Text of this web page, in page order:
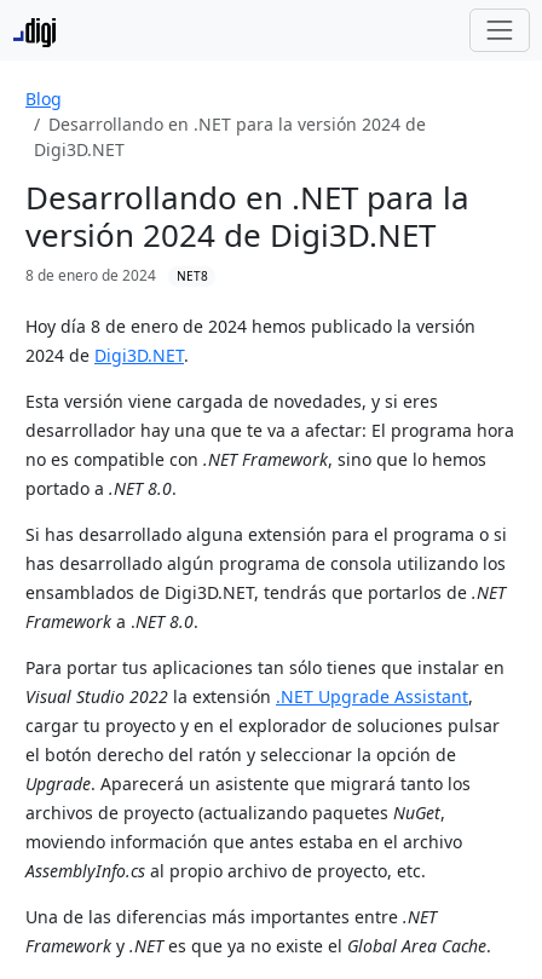
Blog
Desarrollando en .NET para la versión 2024 de
Digi3D.NET
Desarrollando en .NET para la
versión 2024 de Digi3D.NET
8 de enero de 2024 NET8
Hoy día 8 de enero de 2024 hemos publicado la versión
2024 de Digi3D.NET.
Esta versión viene cargada de novedades, y si eres
desarrollador hay una que te va a afectar: El programa hora
no es compatible con .NET Framework, sino que lo hemos
portado a .NET 8.0.
Si has desarrollado alguna extensión para el programa o si
has desarrollado algún programa de consola utilizando los
ensamblados de Digi3D.NET, tendrás que portarlos de .NET
Framework a .NET 8.0.
Para portar tus aplicaciones tan sólo tienes que instalar en
Visual Studio 2022 la extensión .NET Upgrade Assistant,
cargar tu proyecto y en el explorador de soluciones pulsar
el botón derecho del ratón y seleccionar la opción de
Upgrade. Aparecerá un asistente que migrará tanto los
archivos de proyecto (actualizando paquetes NuGet,
moviendo información que antes estaba en el archivo
AssemblyInfo.cs al propio archivo de proyecto, etc.
Una de las diferencias más importantes entre .NET
Framework y .NETes que ya no existe el Global Area Cache.